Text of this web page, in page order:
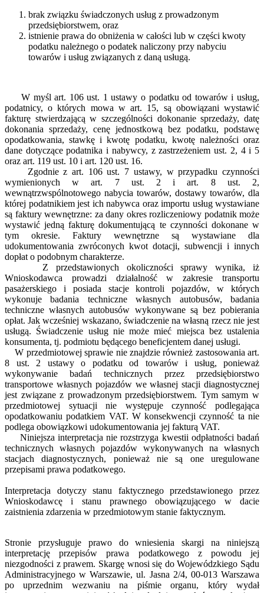
brak związku świadczonych usług z prowadzonym
przedsiębiorstwem, oraz
istnienie prawa do obniżenia w całości lub w części kwoty
podatku należnego o podatek naliczony przy nabyciu
towarów i usług związanych z daną usługą.
W myśl art. 106 ust. 1 ustawy o podatku od towarów i usług,
podatnicy, o których mowa w art. 15, są obowiązani wystawić
fakturę stwierdzającą w szczególności dokonanie sprzedaży, datę
dokonania sprzedaży, cenę jednostkową bez podatku, podstawę
opodatkowania, stawkę i kwotę podatku, kwotę należności oraz
dane dotyczące podatnika i nabywcy, z zastrzeżeniem ust. 2, 4 i 5
oraz art. 119 ust. 10 i art. 120 ust. 16.
Zgodnie z art. 106 ust. 7 ustawy, w przypadku czynności
wymienionych w art. 7 ust. 2 i art. 8 ust. 2,
wewnątrzwspólnotowego nabycia towarów, dostawy towarów, dla
której podatnikiem jest ich nabywca oraz importu usług wystawiane
są faktury wewnętrzne: za dany okres rozliczeniowy podatnik może
wystawić jedną fakturę dokumentującą te czynności dokonane w
tym okresie. Faktury wewnętrzne są wystawiane dla
udokumentowania zwróconych kwot dotacji, subwencji i innych
dopłat o podobnym charakterze.
Z przedstawionych okoliczności sprawy wynika, iż
Wnioskodawca prowadzi działalność w zakresie transportu
pasażerskiego i posiada stacje kontroli pojazdów, w których
wykonuje badania techniczne własnych autobusów, badania
techniczne własnych autobusów wykonywane są bez pobierania
opłat. Jak wcześniej wskazano, świadczenie na własną rzecz nie jest
usługą. Świadczenie usług nie może mieć miejsca bez ustalenia
konsumenta, tj. podmiotu będącego beneficjentem danej usługi.
W przedmiotowej sprawie nie znajdzie również zastosowania art.
8 ust. 2 ustawy o podatku od towarów i usług, ponieważ
wykonywanie badań technicznych przez przedsiębiorstwo
transportowe własnych pojazdów we własnej stacji diagnostycznej
jest związane z prowadzonym przedsiębiorstwem. Tym samym w
przedmiotowej sytuacji nie występuje czynność podlegająca
opodatkowaniu podatkiem VAT. W konsekwencji czynność ta nie
podlega obowiązkowi udokumentowania jej fakturą VAT.
Niniejsza interpretacja nie rozstrzyga kwestii odpłatności badań
technicznych własnych pojazdów wykonywanych na własnych
stacjach diagnostycznych, ponieważ nie są one uregulowane
przepisami prawa podatkowego.
Interpretacja dotyczy stanu faktycznego przedstawionego przez
Wnioskodawcę i stanu prawnego obowiązującego w dacie
zaistnienia zdarzenia w przedmiotowym stanie faktycznym.
Stronie przysługuje prawo do wniesienia skargi na niniejszą
interpretację przepisów prawa podatkowego z powodu jej
niezgodności z prawem. Skargę wnosi się do Wojewódzkiego Sądu
Administracyjnego w Warszawie, ul. Jasna 2/4, 00-013 Warszawa
po uprzednim wezwaniu na piśmie organu, który wydał